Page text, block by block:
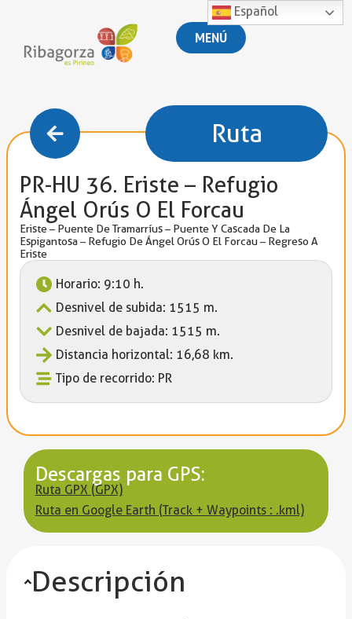
MENÚ
Ruta
PR-HU 36. Eriste – Refugio
Ángel Orús O El Forcau
Eriste – Puente De Tramarríus – Puente Y Cascada De La
Espigantosa – Refugio De Ángel Orús O El Forcau – Regreso A
Eriste
Horario: 9:10 h.
Desnivel de subida: 1515 m.
Desnivel de bajada: 1515 m.
Distancia horizontal: 16,68 km.
Tipo de recorrido: PR
Descargas para GPS:
Ruta GPX (GPX)
Ruta en Google Earth (Track + Waypoints : .kml)
Descripción
Español